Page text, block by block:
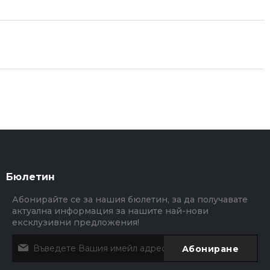
Бюлетин
Абонирайте се за нашия бюлетин, за да получавате
актуална информация за нашите най-нови
ексклузивни предложения!
Абониране